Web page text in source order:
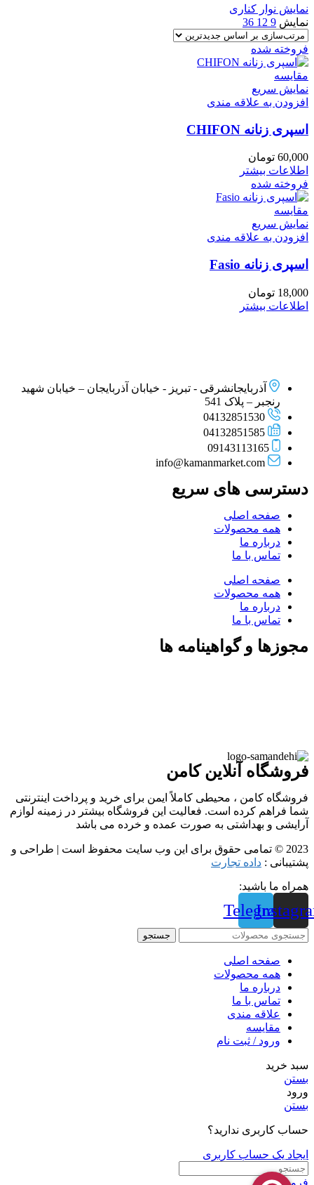
نمایش نوار کناری
نمایش 9
12
36
فروخته شده
مقايسه
نمایش سریع
افزودن به علاقه مندی
اسپری زنانه CHIFON
60,000 تومان
اطلاعات بیشتر
فروخته شده
مقايسه
نمایش سریع
افزودن به علاقه مندی
اسپری زنانه Fasio
18,000 تومان
اطلاعات بیشتر
آذربایجانشرقی - تبریز - خیابان آذربایجان – خیابان شهید
رنجبر – پلاک 541
04132851530
04132851585
09143113165
info@kamanmarket.com
دسترسی های سریع
صفحه اصلی
همه محصولات
درباره ما
تماس با ما
صفحه اصلی
همه محصولات
درباره ما
تماس با ما
مجوزها و گواهینامه ها
فروشگاه آنلاین کامن
فروشگاه کامن ، محیطی کاملاً ایمن برای خرید و پرداخت اینترنتی
شما فراهم کرده است. فعالیت این فروشگاه بیشتر در زمینه لوازم
آرایشی و بهداشتی به صورت عمده و خرده می باشد
2023 © تمامی حقوق برای این وب سایت محفوظ است | طراحی و
پشتیبانی : داده تجارت
همراه ما باشید:
Telegram
جستجو
صفحه اصلی
همه محصولات
درباره ما
تماس با ما
علاقه مندی
مقايسه
ورود / ثبت نام
سبد خرید
بستن
ورود
بستن
حساب کاربری ندارید؟
ایجاد یک حساب کاربری
فروشگاه